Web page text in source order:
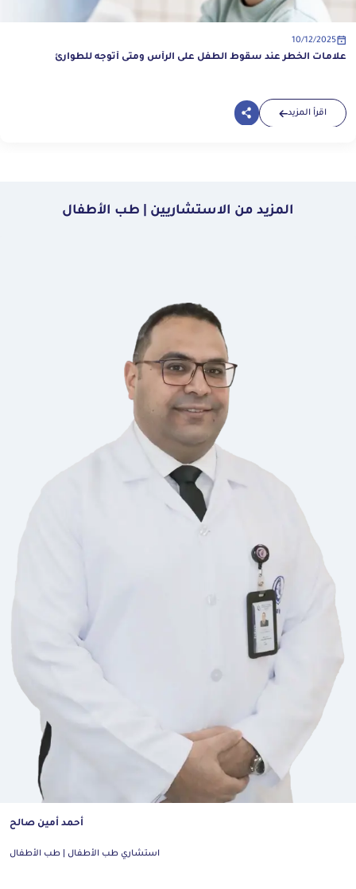
10/12/2025
علامات الخطر عند سقوط الطفل على الرأس ومتى أتوجه للطوارئ
اقرأ المزيد
المزيد من الاستشاريين | طب الأطفال
أحمد أمين صالح
استشاري طب الأطفال | طب الأطفال